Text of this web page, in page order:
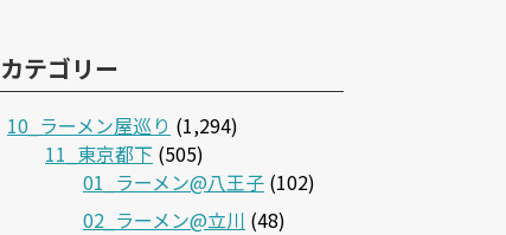
カテゴリー
10_ラーメン屋巡り (1,294)
11_東京都下 (505)
01_ラーメン@八王子 (102)
02_ラーメン@立川 (48)